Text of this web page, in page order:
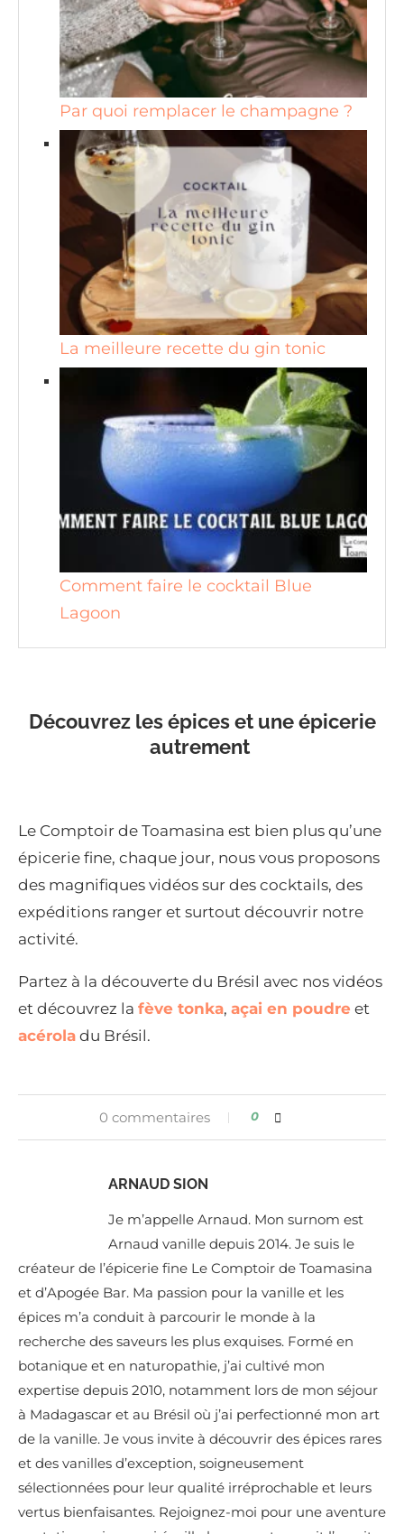
Par quoi remplacer le champagne ?
La meilleure recette du gin tonic
Comment faire le cocktail Blue
Lagoon
Découvrez les épices et une épicerie
autrement
Le Comptoir de Toamasina est bien plus qu’une
épicerie fine, chaque jour, nous vous proposons
des magnifiques vidéos sur des cocktails, des
expéditions ranger et surtout découvrir notre
activité.
Partez à la découverte du Brésil avec nos vidéos
et découvrez la fève tonka, açai en poudre et
acérola du Brésil.
0 commentaires 0
ARNAUD SION
Je m’appelle Arnaud. Mon surnom est
Arnaud vanille depuis 2014. Je suis le
créateur de l’épicerie fine Le Comptoir de Toamasina
et d’Apogée Bar. Ma passion pour la vanille et les
épices m’a conduit à parcourir le monde à la
recherche des saveurs les plus exquises. Formé en
botanique et en naturopathie, j’ai cultivé mon
expertise depuis 2010, notamment lors de mon séjour
à Madagascar et au Brésil où j’ai perfectionné mon art
de la vanille. Je vous invite à découvrir des épices rares
et des vanilles d’exception, soigneusement
sélectionnées pour leur qualité irréprochable et leurs
vertus bienfaisantes. Rejoignez-moi pour une aventure